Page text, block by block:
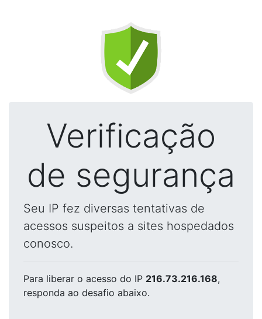
Verificação
de segurança
Seu IP fez diversas tentativas de
acessos suspeitos a sites hospedados
conosco.
Para liberar o acesso do IP 216.73.216.168,
responda ao desafio abaixo.